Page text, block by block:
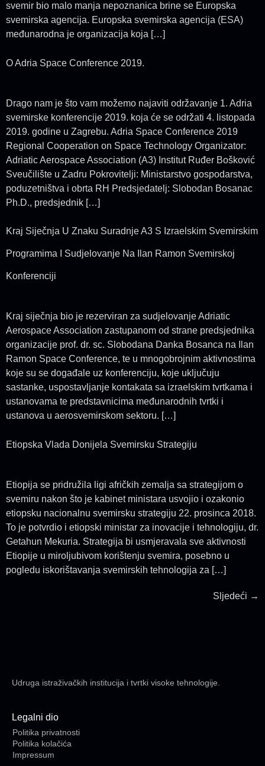
svemir bio malo manja nepoznanica brine se Europska
svemirska agencija. Europska svemirska agencija (ESA)
međunarodna je organizacija koja […]
O Adria Space Conference 2019.
Drago nam je što vam možemo najaviti održavanje 1. Adria
svemirske konferencije 2019. koja će se održati 4. listopada
2019. godine u Zagrebu. Adria Space Conference 2019
Regional Cooperation on Space Technology Organizator:
Adriatic Aerospace Association (A3) Institut Ruđer Bošković
Sveučilište u Zadru Pokrovitelji: Ministarstvo gospodarstva,
poduzetništva i obrta RH Predsjedatelj: Slobodan Bosanac
Ph.D., predsjednik […]
Kraj Siječnja U Znaku Suradnje A3 S Izraelskim Svemirskim
Programima I Sudjelovanje Na Ilan Ramon Svemirskoj
Konferenciji
Kraj siječnja bio je rezerviran za sudjelovanje Adriatic
Aerospace Association zastupanom od strane predsjednika
organizacije prof. dr. sc. Slobodana Danka Bosanca na Ilan
Ramon Space Conference, te u mnogobrojnim aktivnostima
koje su se događale uz konferenciju, koje uključuju
sastanke, uspostavljanje kontakata sa izraelskim tvrtkama i
ustanovama te predstavnicima međunarodnih tvrtki i
ustanova u aerosvemirskom sektoru. […]
Etiopska Vlada Donijela Svemirsku Strategiju
Etiopija se pridružila ligi afričkih zemalja sa strategijom o
svemiru nakon što je kabinet ministara usvojio i ozakonio
etiopsku nacionalnu svemirsku strategiju 22. prosinca 2018.
To je potvrdio i etiopski ministar za inovacije i tehnologiju, dr.
Getahun Mekuria. Strategija bi usmjeravala sve aktivnosti
Etiopije u miroljubivom korištenju svemira, posebno u
pogledu iskorištavanja svemirskih tehnologija za […]
Sljedeći →
Udruga istraživačkih institucija i tvrtki visoke tehnologije.
Legalni dio
Politika privatnosti
Politika kolačića
Impressum